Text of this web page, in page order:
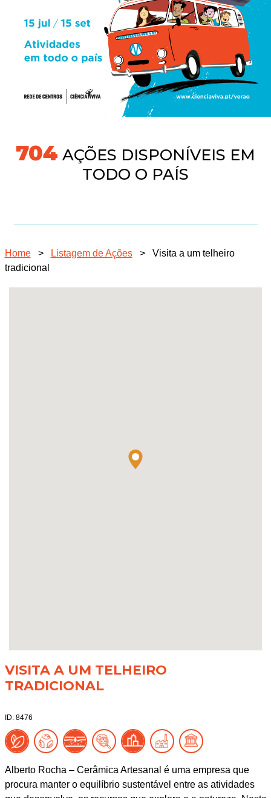
745AÇÕES DISPONÍVEIS EM
TODO O PAÍS
Home > Listagem de Ações >
Visita a um telheiro
tradicional
VISITA A UM TELHEIRO
TRADICIONAL
ID: 8476
Alberto Rocha – Cerâmica Artesanal é uma empresa que
procura manter o equilíbrio sustentável entre as atividades